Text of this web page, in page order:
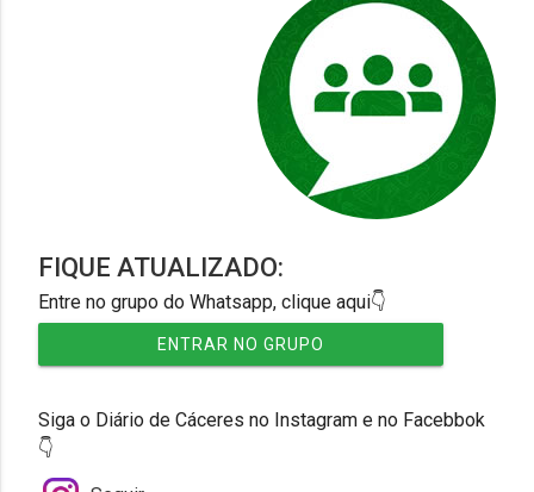
FIQUE ATUALIZADO:
Entre no grupo do Whatsapp, clique aqui👇
ENTRAR NO GRUPO
Siga o Diário de Cáceres no Instagram e no Facebbok
👇